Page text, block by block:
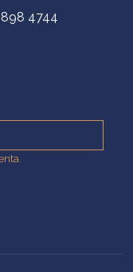
4744